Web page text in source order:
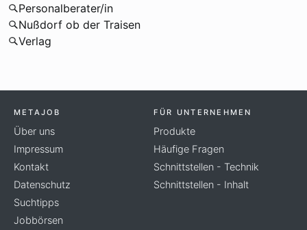
Personalberater/in
Nußdorf ob der Traisen
Verlag
METAJOB
Über uns
Impressum
Kontakt
Datenschutz
Suchtipps
Jobbörsen
FÜR UNTERNEHMEN
Produkte
Häufige Fragen
Schnittstellen - Technik
Schnittstellen - Inhalt